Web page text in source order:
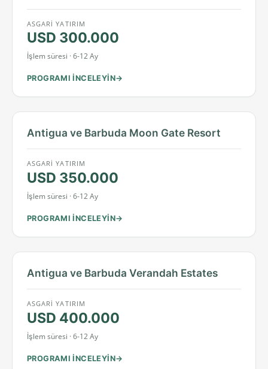
ASGARI YATIRIM
USD 300.000
İşlem süresi · 6-12 Ay
PROGRAMI INCELEYIN
Antigua ve Barbuda Moon Gate Resort
ASGARI YATIRIM
USD 350.000
İşlem süresi · 6-12 Ay
PROGRAMI INCELEYIN
Antigua ve Barbuda Verandah Estates
ASGARI YATIRIM
USD 400.000
İşlem süresi · 6-12 Ay
PROGRAMI INCELEYIN